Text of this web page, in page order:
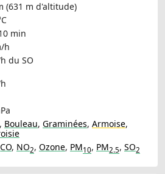
(631 m d'altitude)
min
h
du SO
, Bouleau, Graminées, Armoise,
CO, NO2, Ozone, PM10, PM2.5, SO2